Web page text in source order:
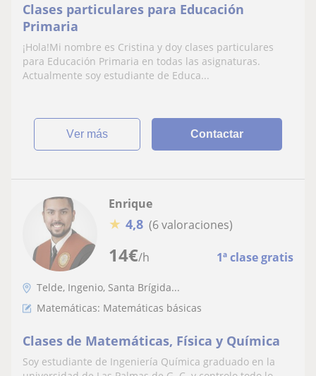
Clases particulares para Educación
Primaria
¡Hola!Mi nombre es Cristina y doy clases particulares
para Educación Primaria en todas las asignaturas.
Actualmente soy estudiante de Educa...
ver más Contactar
14€/h 1ª clase gratis
Enrique
★ 4,8 (6 valoraciones)
Telde, Ingenio, Santa Brígida...
Matemáticas: Matemáticas básicas
Clases de Matemáticas, Física y Química
Soy estudiante de Ingeniería Química graduado en la